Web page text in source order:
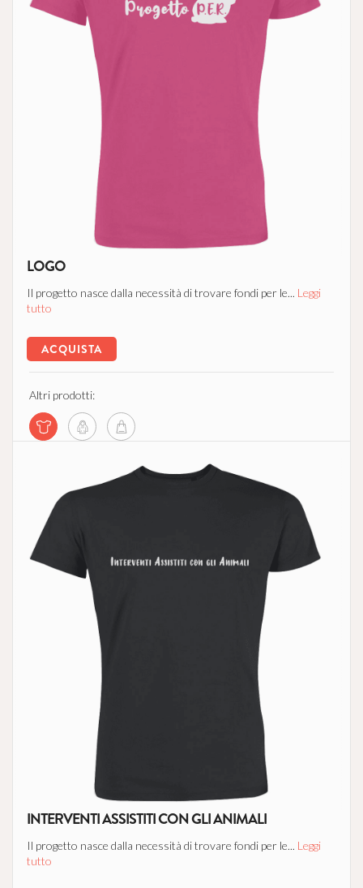
LOGO
Il progetto nasce dalla necessità di trovare fondi per le... Leggi
tutto
ACQUISTA
Altri prodotti:
INTERVENTI ASSISTITI CON GLI ANIMALI
Il progetto nasce dalla necessità di trovare fondi per le... Leggi
tutto